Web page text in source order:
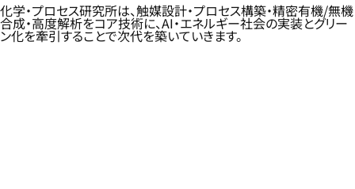
化学・プロセス研究所は、触媒設計・プロセス構築・精密有機/無機
合成・高度解析をコア技術に、AI・エネルギー社会の実装とグリー
ン化を牽引することで次代を築いていきます。